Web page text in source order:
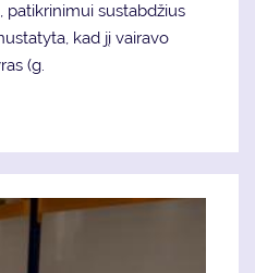
patikrinimui sustabdžius
kad jį vairavo
(g.